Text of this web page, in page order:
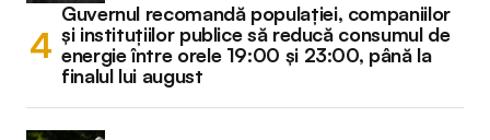
Guvernul recomandă populației, companiilor
și instituțiilor publice să reducă consumul de
energie între orele 19:00 și 23:00, până la
finalul lui august